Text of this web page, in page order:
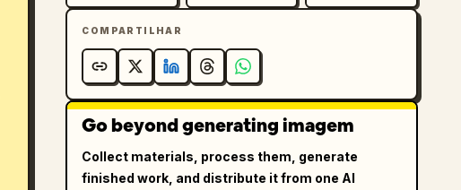
COMPARTILHAR
Go beyond generating imagem
Collect materials, process them, generate
finished work, and distribute it from one AI